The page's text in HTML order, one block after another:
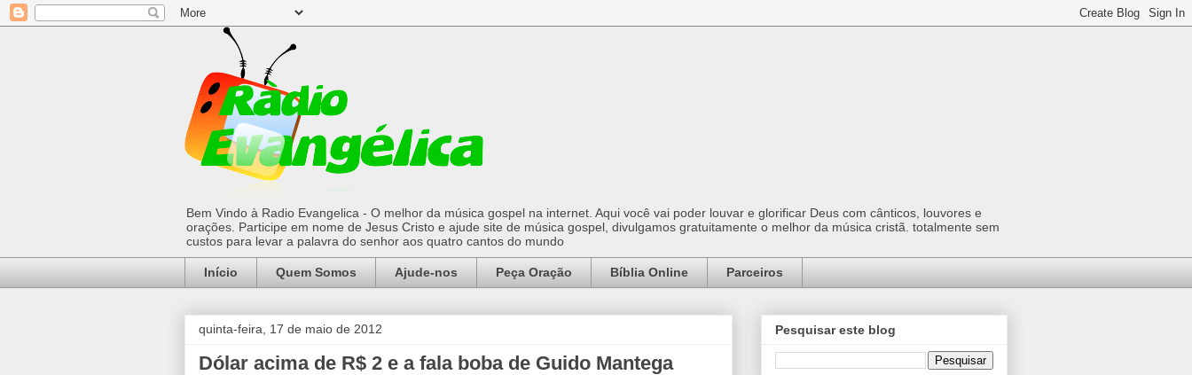
Bem Vindo à Radio Evangelica - O melhor da música gospel na internet. Aqui você vai poder louvar e glorificar Deus com cânticos, louvores e
orações. Participe em nome de Jesus Cristo e ajude site de música gospel, divulgamos gratuitamente o melhor da música cristã. totalmente sem
custos para levar a palavra do senhor aos quatro cantos do mundo
Início Quem Somos Ajude-nos Peça Oração Bíblia Online Parceiros
quinta-feira, 17 de maio de 2012
Dólar acima de R$ 2 e a fala boba de Guido Mantega
Pesquisar este blog